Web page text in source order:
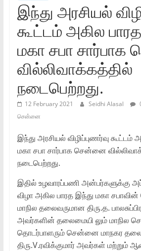
இந்து அரசியல்
கூட்டம் அகில
மகா சபா
வில்லிவாக்கத்தில்
நடைபெற்றது.
12 February 2021 Seidhi Alasal
சென்னை
இந்து அரசியல் விழிப்புணர்வு கூட்டம்
மகா சபா சார்பாக சென்னை
நடைபெற்றது.
இதில் உழவாரப்பணி அன்பர்களுக்கு
விழா அகில பாரத இந்து மகா
மாநில தலைவருமான திரு.த.
அவர்களின் தலைமையி லும் மாநில
தொடர்பாளரும் சென்னை மாநகர
திரு.V.ரவிக்குமார் அவர்கள் மற்றும்